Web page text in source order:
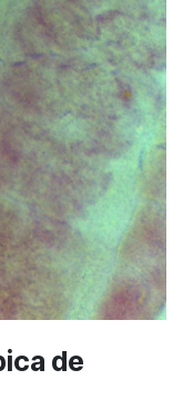
de